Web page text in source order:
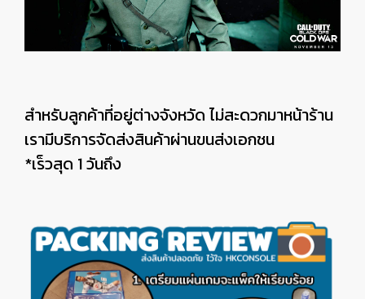
สำหรับลูกค้าที่อยู่ต่างจังหวัด ไม่สะดวกมาหน้าร้าน
เรามีบริการจัดส่งสินค้าผ่านขนส่งเอกชน
*เร็วสุด 1 วันถึง